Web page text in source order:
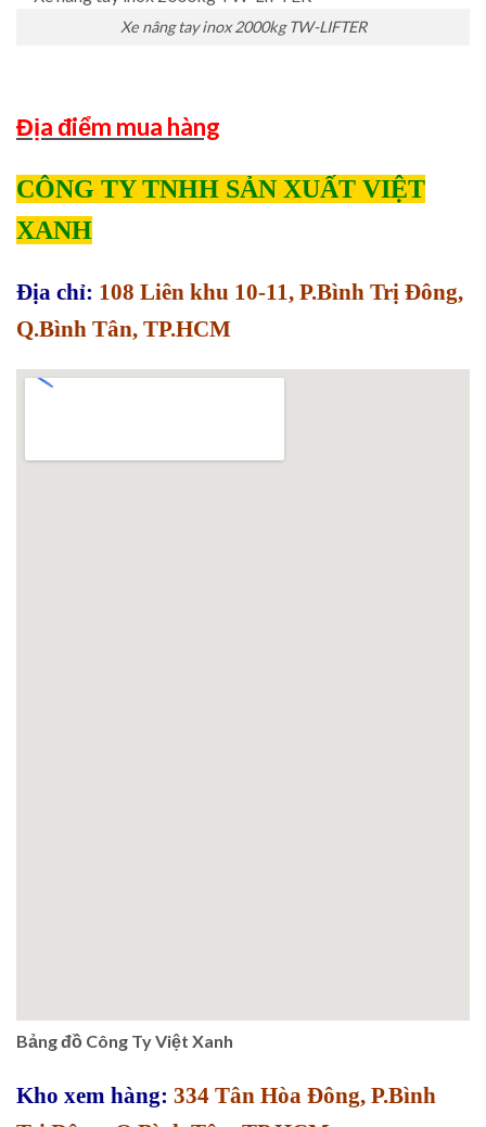
Xe nâng tay inox 2000kg TW-LIFTER
Địa điểm mua hàng
CÔNG TY TNHH SẢN XUẤT VIỆT
XANH
Địa chỉ: 108 Liên khu 10-11, P.Bình Trị Đông,
Q.Bình Tân, TP.HCM
Bảng đồ Công Ty Việt Xanh
Kho xem hàng: 334 Tân Hòa Đông, P.Bình